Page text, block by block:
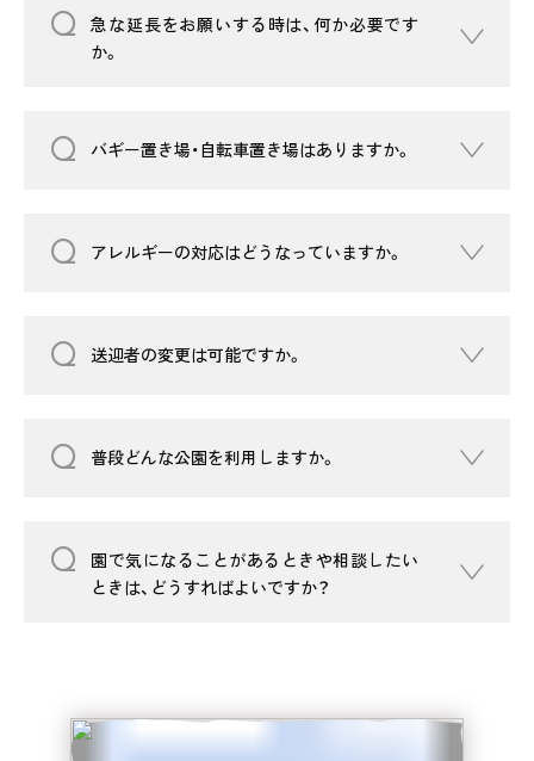
急な延長をお願いする時は、何か必要です
か。
バギー置き場・自転車置き場はありますか。
アレルギーの対応はどうなっていますか。
送迎者の変更は可能ですか。
普段どんな公園を利用しますか。
園で気になることがあるときや相談したい
ときは、どうすればよいですか？